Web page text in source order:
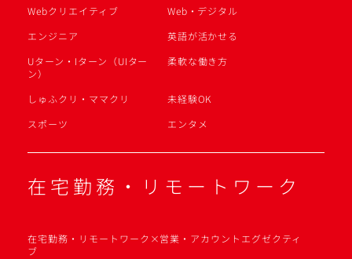
Webクリエイティブ
Web・デジタル
エンジニア
英語が活かせる
Uターン・Iターン（UIター
ン）
柔軟な働き方
しゅふクリ・ママクリ
未経験OK
スポーツ
エンタメ
在宅勤務・リモートワーク
在宅勤務・リモートワーク×営業・アカウントエグゼクティ
ブ